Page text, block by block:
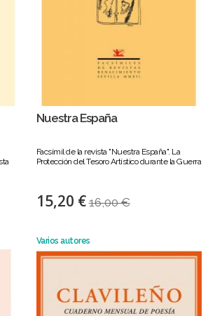
Nuestra España
Facsímil de la revista "Nuestra España". La
Protección del Tesoro Artístico durante la Guerra
15,20 € 16,00 €
Varios autores